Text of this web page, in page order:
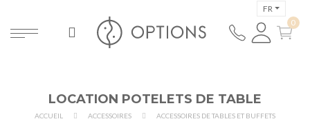
FR
LOCATION POTELETS DE TABLE
ACCUEIL ACCESSOIRES ACCESSOIRES DE TABLES ET BUFFETS